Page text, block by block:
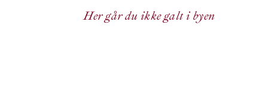
Her går du ikke galt i byen